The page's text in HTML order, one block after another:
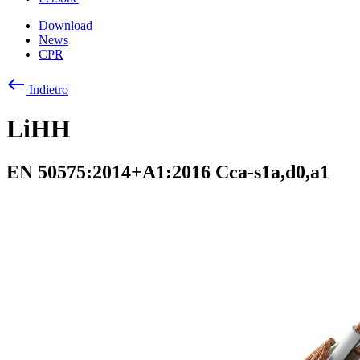
Download
News
CPR
west Indietro
LiHH
EN 50575:2014+A1:2016 Cca-s1a,d0,a1